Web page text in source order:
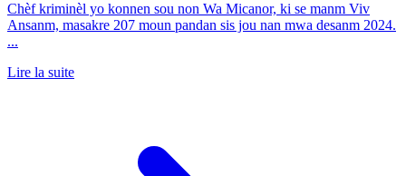
Chèf kriminèl yo konnen sou non Wa Micanor, ki se manm Viv
Ansanm, masakre 207 moun pandan sis jou nan mwa desanm 2024.
...
Lire la suite